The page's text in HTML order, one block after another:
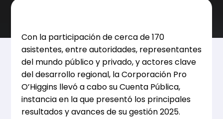
Con la participación de cerca de 170
asistentes, entre autoridades, representantes
del mundo público y privado, y actores clave
del desarrollo regional, la Corporación Pro
O’Higgins llevó a cabo su Cuenta Pública,
instancia en la que presentó los principales
resultados y avances de su gestión 2025.